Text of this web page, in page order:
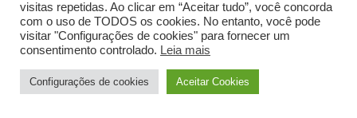
Responder
Alessandra Fratus disse: 24 de setembro de 2016 às
visitas repetidas. Ao clicar em “Aceitar tudo”, você concorda
com o uso de TODOS os cookies. No entanto, você pode
visitar "Configurações de cookies" para fornecer um
consentimento controlado. Leia mais
Configurações de cookies Aceitar Cookies